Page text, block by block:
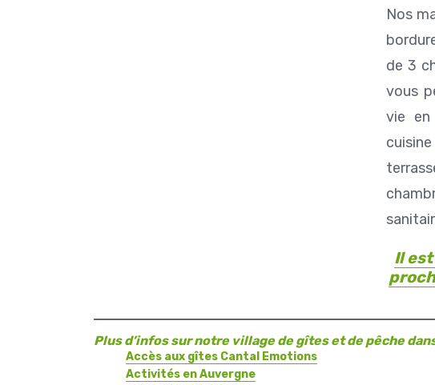
Nos
de 3
vous
vie
Il
Plus d’infos sur notre village de gîtes et de pêche
Accès aux gîtes Cantal Emotions
Activités en Auvergne